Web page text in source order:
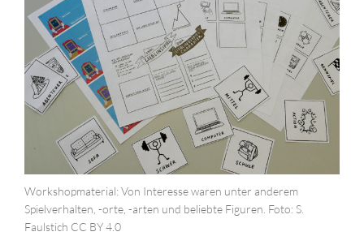
Workshopmaterial: Von Interesse waren unter anderem
Spielverhalten, -orte, -arten und beliebte Figuren. Foto: S.
Faulstich CC BY 4.0